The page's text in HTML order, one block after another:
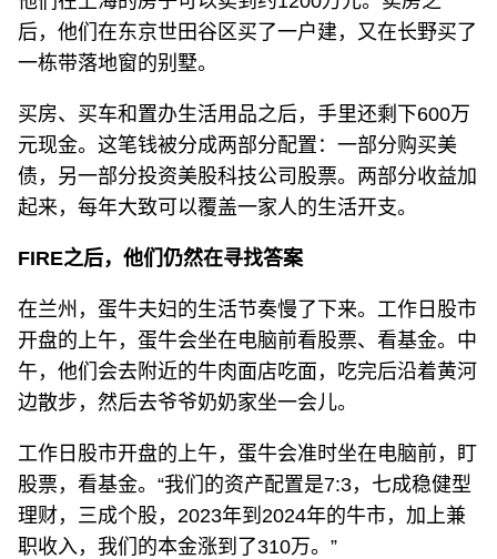
后，他们在东京世田谷区买了一户建，又在长野买了
一栋带落地窗的别墅。
买房、买车和置办生活用品之后，手里还剩下600万
元现金。这笔钱被分成两部分配置：一部分购买美
债，另一部分投资美股科技公司股票。两部分收益加
起来，每年大致可以覆盖一家人的生活开支。
FIRE之后，他们仍然在寻找答案
在兰州，蛋牛夫妇的生活节奏慢了下来。工作日股市
开盘的上午，蛋牛会坐在电脑前看股票、看基金。中
午，他们会去附近的牛肉面店吃面，吃完后沿着黄河
边散步，然后去爷爷奶奶家坐一会儿。
工作日股市开盘的上午，蛋牛会准时坐在电脑前，盯
股票，看基金。“我们的资产配置是7:3，七成稳健型
理财，三成个股，2023年到2024年的牛市，加上兼
职收入，我们的本金涨到了310万。”